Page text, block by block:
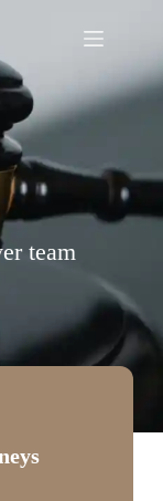
team